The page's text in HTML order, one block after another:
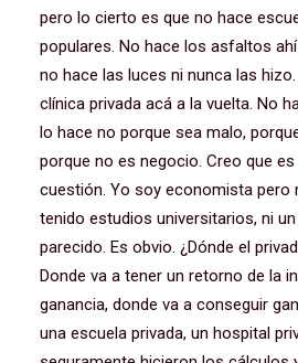
pero lo cierto es que no hace
populares. No hace los asfaltos
no hace las luces ni nunca las
clínica privada acá a la vuelta. No
lo hace no porque sea malo,
porque no es negocio. Creo que
cuestión. Yo soy economista pero
tenido estudios universitarios, ni
parecido. Es obvio. ¿Dónde el
Donde va a tener un retorno de la
ganancia, donde va a conseguir
una escuela privada, un hospital